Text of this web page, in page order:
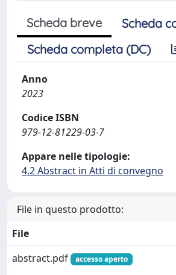
Scheda breve
Scheda
Scheda completa (DC)
Anno
2023
Codice ISBN
979-12-81229-03-7
Appare nelle tipologie:
4.2 Abstract in Atti di convegno
File in questo prodotto:
File
abstract.pdf
accesso aperto